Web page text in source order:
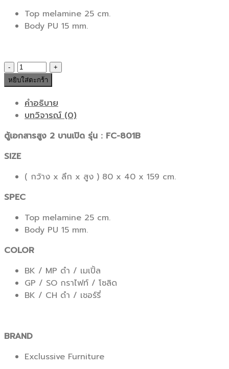
Top melamine 25 cm.
Body PU 15 mm.
จำนวน
ตู้
เอกสาร
รุ่น
:
801B
ชิ้น
หยิบใส่ตะกร้า
คำอธิบาย
บทวิจารณ์ (0)
ตู้เอกสารสูง 2 บานเปิด รุ่น : FC-801B
SIZE
( กว้าง x ลึก x สูง ) 80 x 40 x 159 cm.
SPEC
Top melamine 25 cm.
Body PU 15 mm.
COLOR
BK / MP ดำ / เมเปิ้ล
GP / SO กราไฟท์ / โซลิด
BK / CH ดำ / เชอร์รี่
BRAND
Exclussive Furniture